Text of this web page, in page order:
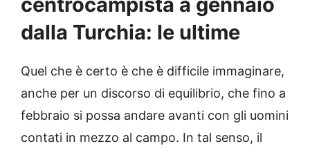
dalla Turchia: le ultime
Quel che è certo è che è difficile immaginare,
anche per un discorso di equilibrio, che fino a
febbraio si possa andare avanti con gli uomini
contati in mezzo al campo. In tal senso, il